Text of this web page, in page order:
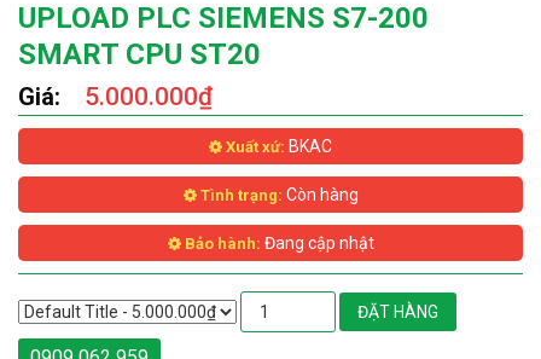
UPLOAD PLC SIEMENS S7-200
SMART CPU ST20
Giá: 5.000.000₫
Xuất xứ: BKAC
Tình trạng: Còn hàng
Bảo hành: Đang cập nhật
ĐẶT HÀNG